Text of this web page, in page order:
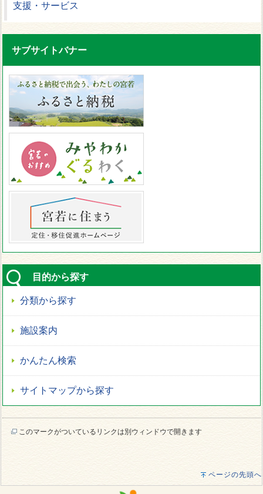
支援・サービス
サブサイトバナー
目的から探す
分類から探す
施設案内
かんたん検索
サイトマップから探す
このマークがついているリンクは別ウィンドウで開きます
ページの先頭へ